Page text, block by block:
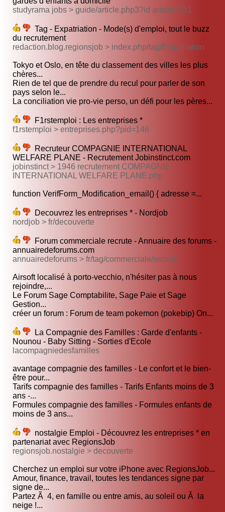
studyrama jobs > guide/article.php3?id article=251
Tag - Expatriation - Mode(s) d'emploi, tout le buzz
du recrutement
redaction.blog.regionsjob > index.php/tag/Expatriation
Tokyo et Oslo, en tête du classement des villes les plus
chères...
Rien de tel que de prendre du recul pour parler de son
pays selon le...
La conciliation vie pro-vie perso, un défi pour les pères...
F1rstemploi : Les entreprises *
f1rstemploi > entreprises.php?pid=146
Recruteur COMPAGNIE INTERNATIONAL
WELFARE PLANE - Recrutement Jobinstinct.com
jobinstinct > 1946 recrutement COMPAGNIE
INTERNATIONAL WELFARE PLANE.php
function VerifForm_Modification_email() { adresse =...
Decouvrez les entreprises * - Nordjob
nordjob > fr/decouverte
Forum commerciale recrute - Annuaire des forums -
annuairedeforums.com
annuairedeforums > fr/tag/commerciale/recrute
Airsoft localisé à porto-vecchio, n'hésiter pas à nous
rejoindre,...
Le Forum Sage Comptabilite, Sage Paie et Sage
Gestion...
créer un forum : Forum de team pokemon (pokebip) On...
La Compagnie des Familles : Garde d'enfants -
Nounou - Baby Sitting - Sorties d'Ecole
lacompagniedesfamilles
avantage compagnie des familles - Le confort et le bien-
être pour...
Tarifs compagnie des familles - Tarifs Enfants moins de 3
ans -...
Formules compagnie des familles - Formules enfants de
moins de 3 ans...
nostalgie Emploi - Découvrez les entreprises * en
partenariat avec RegionsJob
regionsjob.nostalgie > decouverte
Cherchez un emploi sur votre iPhone avec RegionsJob...
Amour, finance, travail, toutes les tendances signe par
signe de...
Partez Ã 4, en famille ou entre amis, au soleil ou Ã la
neige !...